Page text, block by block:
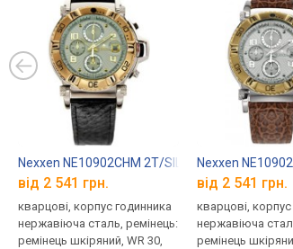
Nexxen NE10902CHM 2T/SIL/BLK
від 2 541 грн.
кварцові, корпус годинника
нержавіюча сталь, ремінець:
ремінець шкіряний, WR 30,
Nexxen
від 2 541 грн.
кварцові,
нержавіюча
ремінець